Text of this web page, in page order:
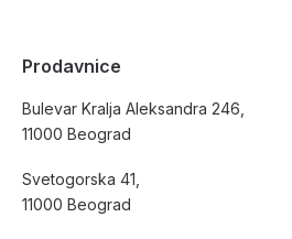
Prodavnice
Bulevar Kralja Aleksandra 246,
11000 Beograd
Svetogorska 41,
11000 Beograd